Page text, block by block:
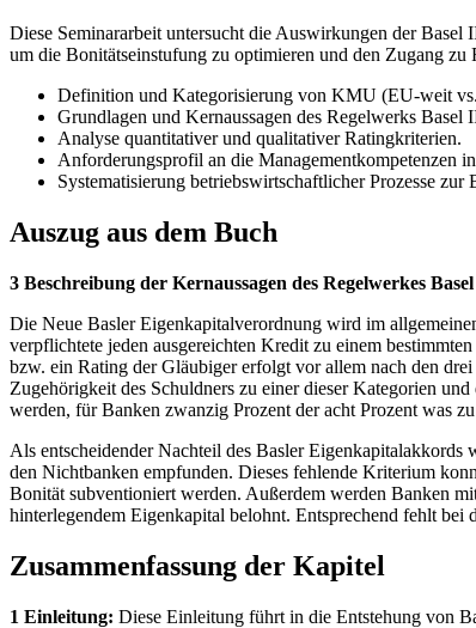
Diese Seminararbeit untersucht die Auswirkungen der
um die Bonitätseinstufung zu optimieren und den Zugang zu
Definition und Kategorisierung von KMU (EU-weit
Grundlagen und Kernaussagen des Regelwerks Basel
Analyse quantitativer und qualitativer Ratingkriterien.
Anforderungsprofil an die Managementkompetenzen
Systematisierung betriebswirtschaftlicher Prozesse zur
Auszug aus dem Buch
3 Beschreibung der Kernaussagen des Regelwerkes
Die Neue Basler Eigenkapitalverordnung wird im
verpflichtete jeden ausgereichten Kredit zu einem
bzw. ein Rating der Gläubiger erfolgt vor allem nach den
Zugehörigkeit des Schuldners zu einer dieser Kategorien
werden, für Banken zwanzig Prozent der acht Prozent was
Als entscheidender Nachteil des Basler
den Nichtbanken empfunden. Dieses fehlende Kriterium
Bonität subventioniert werden. Außerdem werden Banken
hinterlegendem Eigenkapital belohnt. Entsprechend fehlt bei
Zusammenfassung der Kapitel
1 Einleitung: Diese Einleitung führt in die Entstehung von